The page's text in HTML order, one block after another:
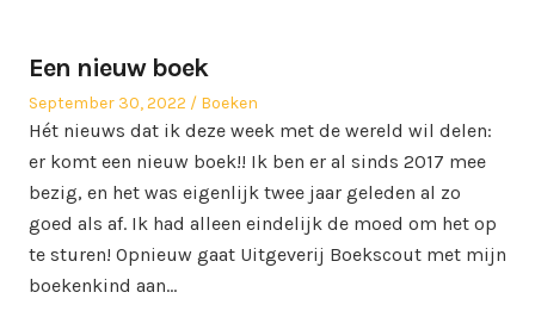
Een nieuw boek
Posted
on
September 30, 2022
Posted
in
Boeken
Hét nieuws dat ik deze week met de wereld wil delen:
er komt een nieuw boek!! Ik ben er al sinds 2017 mee
bezig, en het was eigenlijk twee jaar geleden al zo
goed als af. Ik had alleen eindelijk de moed om het op
te sturen! Opnieuw gaat Uitgeverij Boekscout met mijn
boekenkind aan…